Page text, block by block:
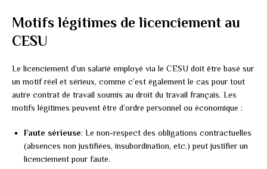
Motifs légitimes de licenciement au
CESU
Le licenciement d’un salarié employé via le CESU doit être basé sur
un motif réel et sérieux, comme c’est également le cas pour tout
autre contrat de travail soumis au droit du travail français. Les
motifs légitimes peuvent être d’ordre personnel ou économique :
Faute sérieuse: Le non-respect des obligations contractuelles
(absences non justifiées, insubordination, etc.) peut justifier un
licenciement pour faute.